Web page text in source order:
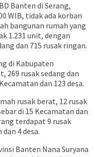
Banten di Serang,
WIB, tidak ada korban
bangunan rumah yang
1.231 unit, dengan
dan 715 rusak ringan.
di Kabupaten
269 rusak sedang dan
dan 123 desa.
rusak berat, 12 rusak
di 15 Kecamatan dan
terdapat 9 rusak
4 desa.
Banten Nana Suryana